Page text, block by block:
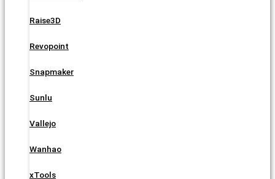
Raise3D
Revopoint
Snapmaker
Sunlu
Vallejo
Wanhao
xTools